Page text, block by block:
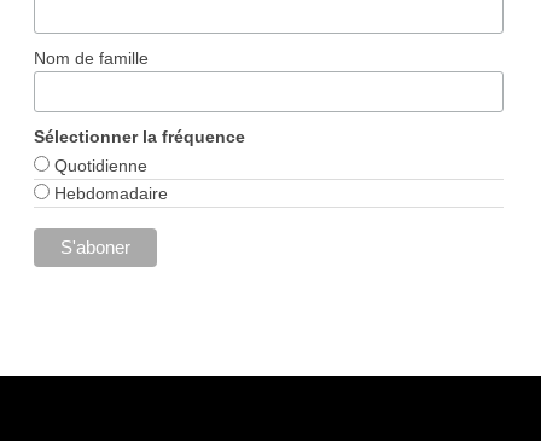
Nom de famille
Sélectionner la fréquence
Quotidienne
Hebdomadaire